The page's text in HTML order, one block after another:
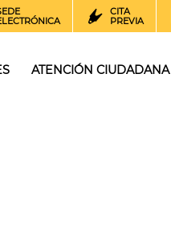
CITA
PREVIA
ATENCIÓN CIUDADANA